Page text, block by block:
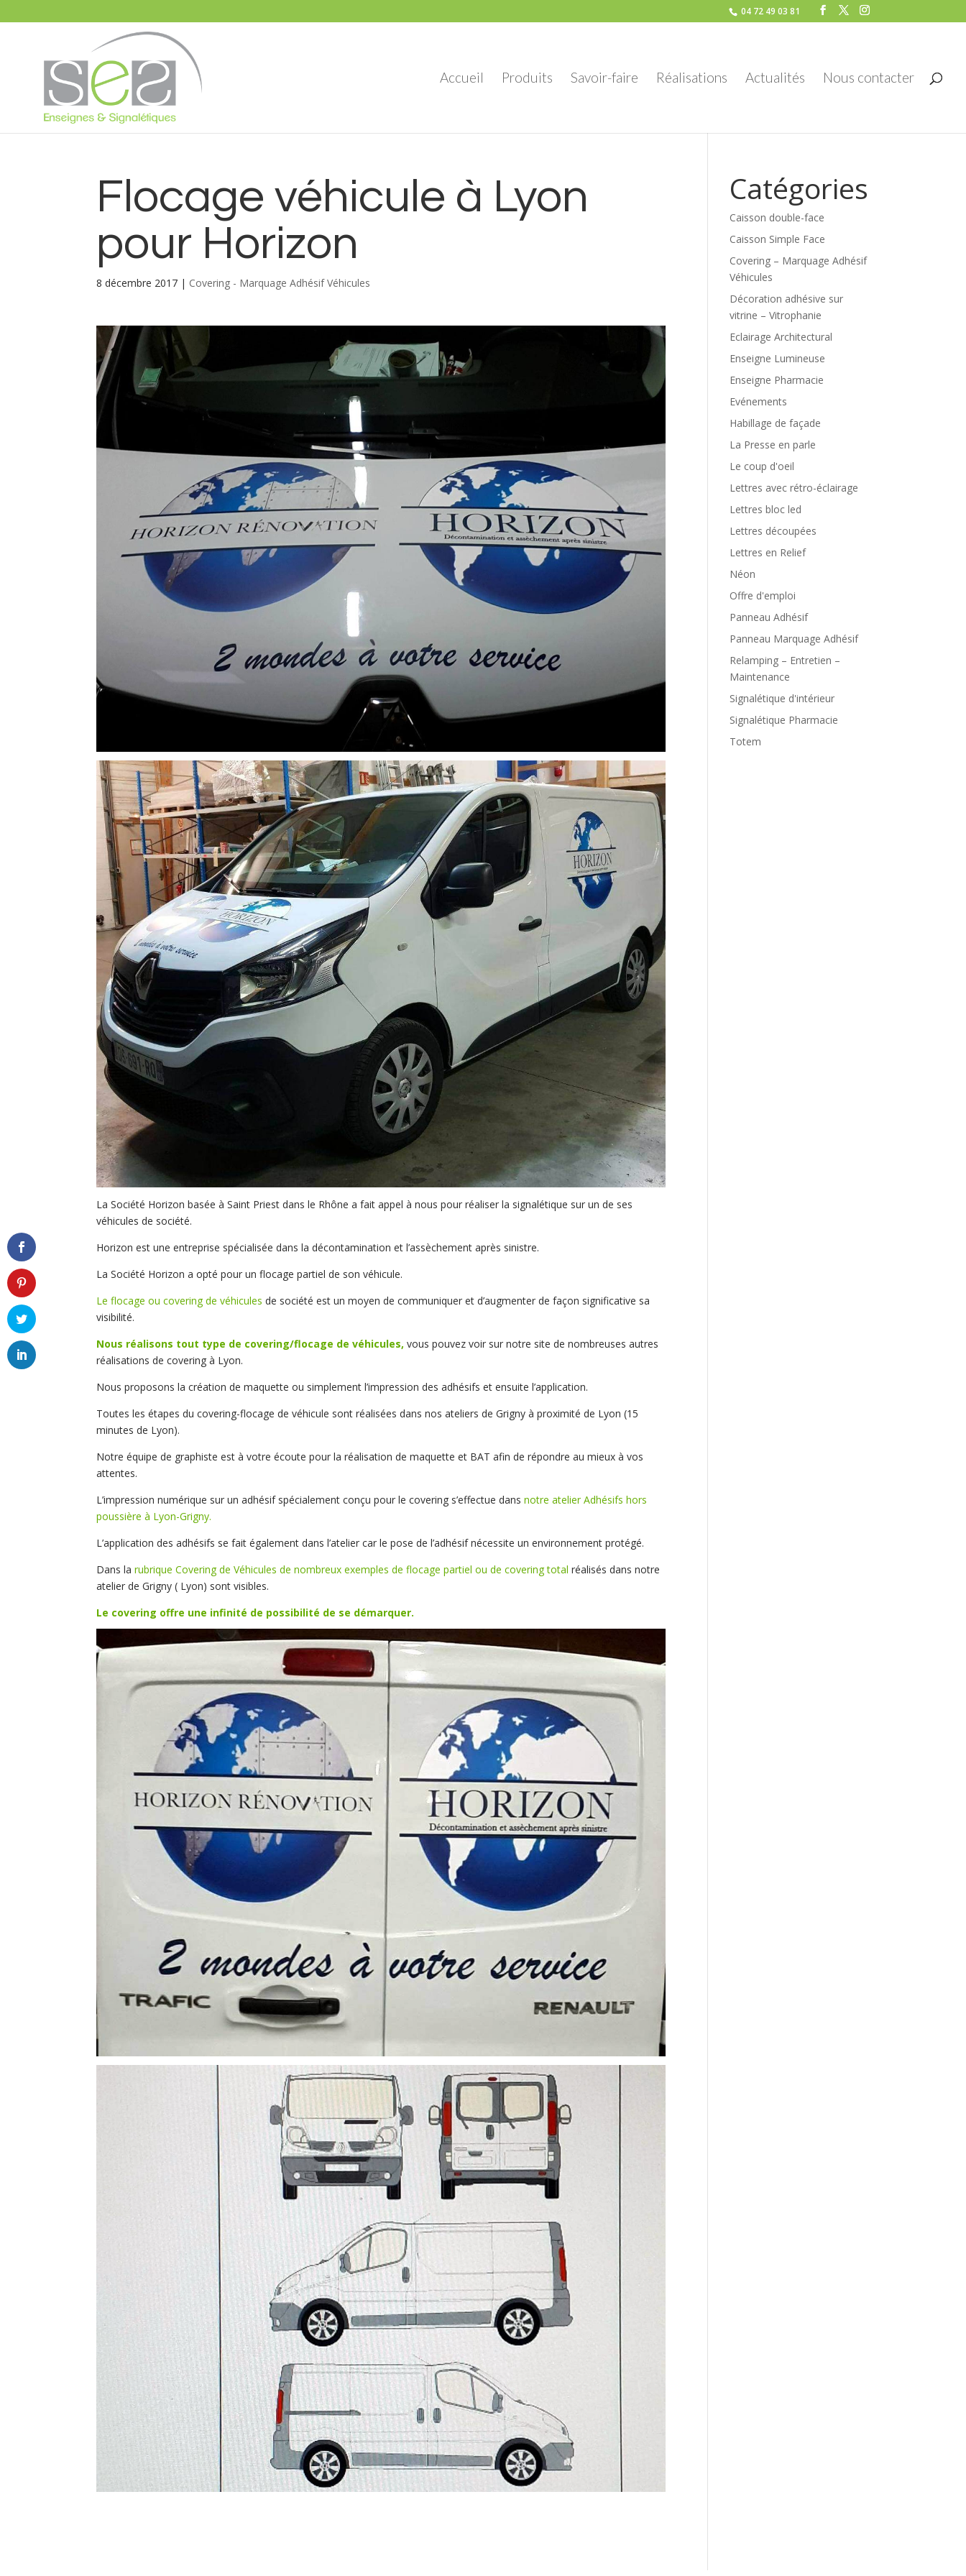
04 72 49 03 81
Accueil Produits Savoir-faire Réalisations Actualités Nous contacter
Flocage véhicule à Lyon
pour Horizon
8 décembre 2017 | Covering - Marquage Adhésif Véhicules
La Société Horizon basée à Saint Priest dans le Rhône a fait appel à nous pour réaliser la signalétique sur un de ses
véhicules de société.
Horizon est une entreprise spécialisée dans la décontamination et l’assèchement après sinistre.
La Société Horizon a opté pour un flocage partiel de son véhicule.
Le flocage ou covering de véhicules de société est un moyen de communiquer et d’augmenter de façon significative sa
visibilité.
Nous réalisons tout type de covering/flocage de véhicules, vous pouvez voir sur notre site de nombreuses autres
réalisations de covering à Lyon.
Nous proposons la création de maquette ou simplement l’impression des adhésifs et ensuite l’application.
Toutes les étapes du covering-flocage de véhicule sont réalisées dans nos ateliers de Grigny à proximité de Lyon (15
minutes de Lyon).
Notre équipe de graphiste est à votre écoute pour la réalisation de maquette et BAT afin de répondre au mieux à vos
attentes.
L’impression numérique sur un adhésif spécialement conçu pour le covering s’effectue dans notre atelier Adhésifs hors
poussière à Lyon-Grigny.
L’application des adhésifs se fait également dans l’atelier car le pose de l’adhésif nécessite un environnement protégé.
Dans la rubrique Covering de Véhicules de nombreux exemples de flocage partiel ou de covering total réalisés dans notre
atelier de Grigny ( Lyon) sont visibles.
Le covering offre une infinité de possibilité de se démarquer.
Catégories
Caisson double-face
Caisson Simple Face
Covering – Marquage Adhésif
Véhicules
Décoration adhésive sur
vitrine – Vitrophanie
Eclairage Architectural
Enseigne Lumineuse
Enseigne Pharmacie
Evénements
Habillage de façade
La Presse en parle
Le coup d'oeil
Lettres avec rétro-éclairage
Lettres bloc led
Lettres découpées
Lettres en Relief
Néon
Offre d'emploi
Panneau Adhésif
Panneau Marquage Adhésif
Relamping – Entretien –
Maintenance
Signalétique d'intérieur
Signalétique Pharmacie
Totem